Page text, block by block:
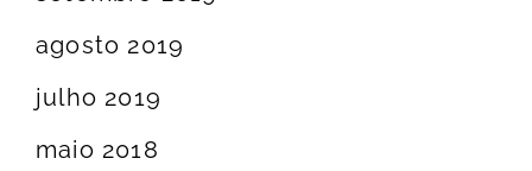
agosto 2019
julho 2019
maio 2018